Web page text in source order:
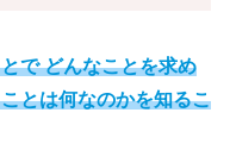
で どんなことを求め
とは何なのかを知るこ